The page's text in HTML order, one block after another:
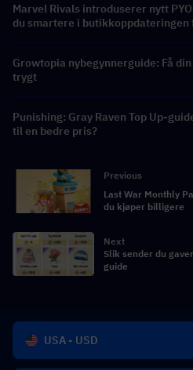
Marvel Rivals introduserer nytt
du smartere i butikkoppdateringen
Growtopia nybegynnerguide: Få
trygt
Punishing: Gray Raven Top Up-
til en bedre pris?
Previous
Last War Monthly
du kjøper billigere
Next
Slik sender du
guide
USA - USD